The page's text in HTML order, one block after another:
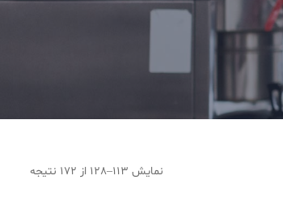
نمایش 113–128 از 172 نتیجه